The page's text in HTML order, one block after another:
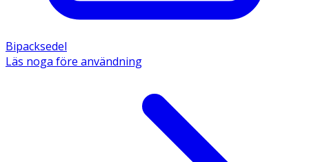
Bipacksedel
Läs noga före användning